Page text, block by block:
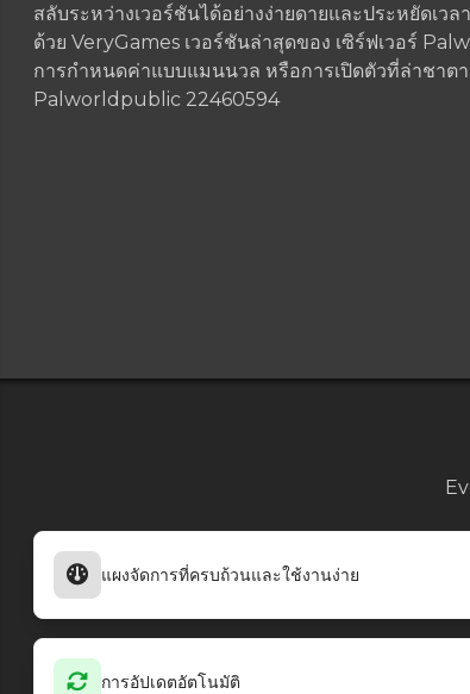
สลับระหว่างเวอร์ชันได้อย่างง่ายดายและประหยัดเว
ด้วย VeryGames เวอร์ชันล่าสุดของ เซิร์ฟเวอร์
การกำหนดค่าแบบแมนนวล หรือการเปิดตัวที่ล่าชา
Palworld public 22460594
แผงจัดการที่ครบถ้วนและใช้งานง่าย
การอัปเดตอัตโนมัติ